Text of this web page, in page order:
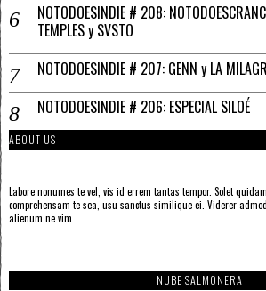
NOTODOESINDIE # 208:
TEMPLES y SVSTO
NOTODOESINDIE # 207: GENN y LA
NOTODOESINDIE # 206: ESPECIAL SILOÉ
ABOUT US
Labore nonumes te vel, vis id errem tantas tempor. Solet
comprehensam te sea, usu sanctus similique ei. Viderer
alienum ne vim.
NUBE SALMONERA